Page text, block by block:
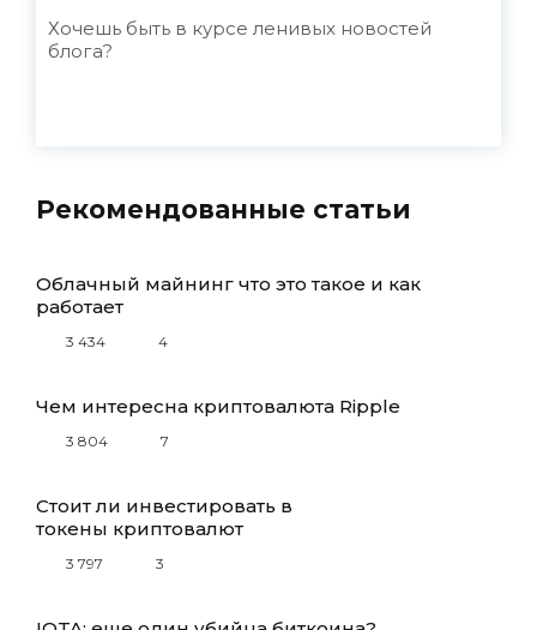
Хочешь быть в курсе ленивых новостей
блога?
Рекомендованные статьи
Облачный майнинг что это такое и как
работает
3 434 4
Чем интересна криптовалюта Ripple
3 804 7
Стоит ли инвестировать в
токены криптовалют
3 797 3